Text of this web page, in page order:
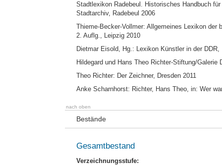
Stadtlexikon Radebeul. Historisches Handbuch
Stadtarchiv, Radebeul 2006
Thieme-Becker-Vollmer: Allgemeines Lexikon der
2. Auflg., Leipzig 2010
Dietmar Eisold, Hg.: Lexikon Künstler in der DDR,
Hildegard und Hans Theo Richter-Stiftung/Galerie
Theo Richter: Der Zeichner, Dresden 2011
Anke Scharnhorst: Richter, Hans Theo, in: Wer
nach oben
Bestände
Gesamtbestand
Verzeichnungsstufe: